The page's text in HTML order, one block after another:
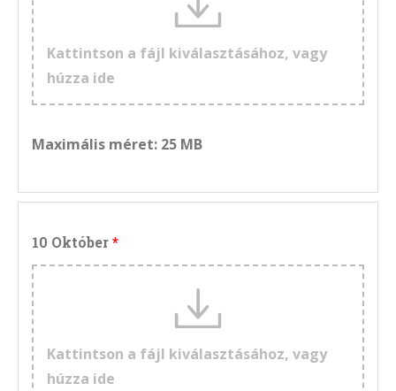
Kattintson a fájl kiválasztásához, vagy
húzza ide
Maximális méret: 25 MB
10 Október
Kattintson a fájl kiválasztásához, vagy
húzza ide